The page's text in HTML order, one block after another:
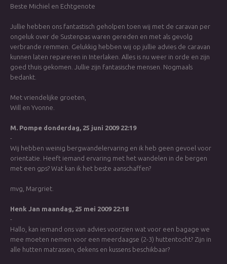
Beste Michiel en Echtgenote
Jullie hebben ons fantastisch geholpen toen wij met de caravan per
ongeluk over de Sustenpas waren gereden en met als gevolg
verbrande remmen. Gelukkig hebben wij op jullie advies de caravan
kunnen laten repareren in Interlaken. Alles is nu weer in orde en zijn
goed thuis gekomen. Jullie zijn fantasische mensen. Nogmaals
bedankt.
Met vriendelijke groeten,
Will en Yvonne.
M. Pompe donderdag, 25 juni 2009 22:19
-
Wij hebben weinig bergwandelervaring en ik heb geen gevoel voor
orientatie. Heeft iemand ervaring met het wandelen in de bergen
met een gps? Wat kan ik het beste aanschaffen?
mvg, Margriet.
Henk Jan maandag, 25 mei 2009 22:18
-
Hallo, kan iemand ons van advies voorzien wat voor een bagage we
mee moeten nemen voor een meerdaagse (2-3) huttentocht? Zijn in
alle hutten matrassen, dekens en kussens beschikbaar?